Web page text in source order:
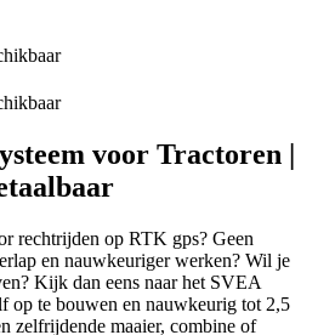
voor Tractoren |
rechtrijden op RTK gps? Geen
en nauwkeuriger werken? Wil je
Kijk dan eens naar het SVEA
op te bouwen en nauwkeurig tot 2,5
zelfrijdende maaier, combine of